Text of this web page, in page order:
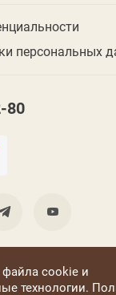
персональных
80
«Конфаэль»
cookie и
технологии.